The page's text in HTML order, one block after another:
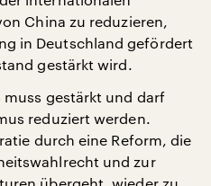
China zu reduzieren,
in Deutschland gefördert
gestärkt wird.
gestärkt und darf
reduziert werden.
durch eine Reform, die
und zur